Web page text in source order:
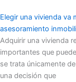
Elegir una vivienda va
asesoramiento
Adquirir una vivienda
importantes que
se trata únicamente
una decisión que